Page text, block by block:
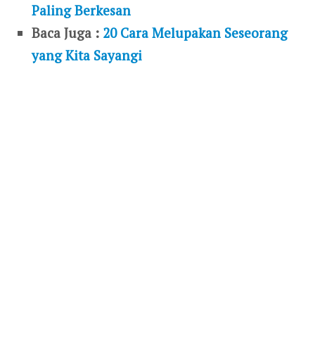
Paling Berkesan
Baca Juga : 20 Cara Melupakan Seseorang
yang Kita Sayangi